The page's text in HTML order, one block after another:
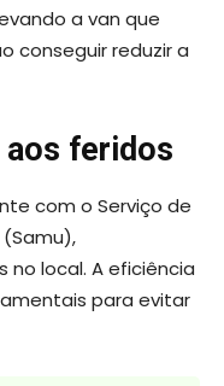
a van que
conseguir reduzir a
feridos
com o Serviço de
local. A eficiência
para evitar